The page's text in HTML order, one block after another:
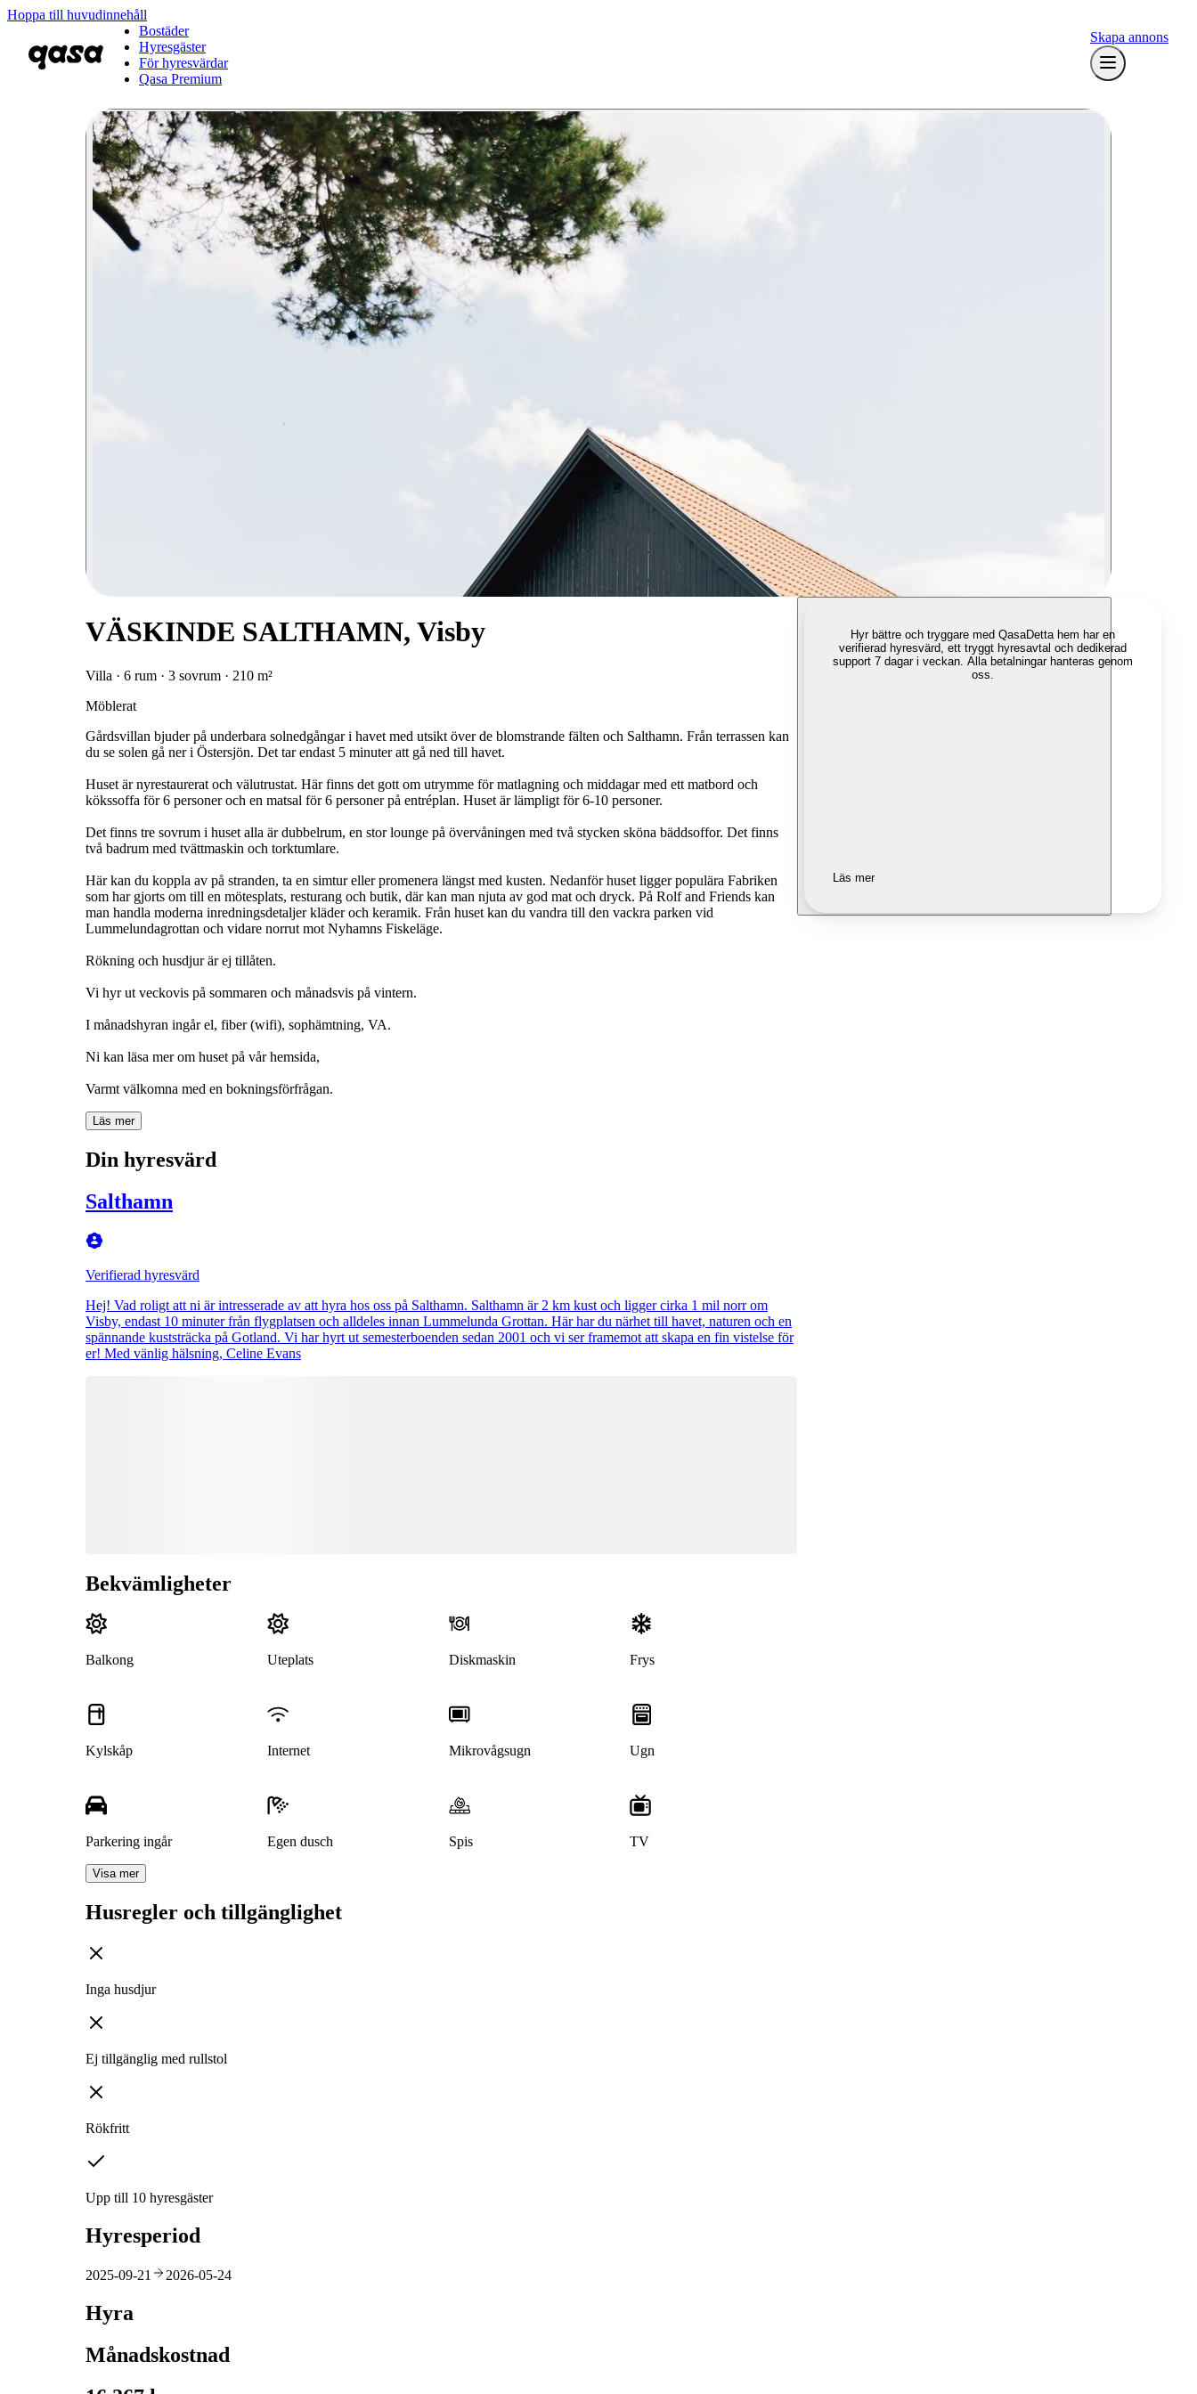
Hoppa till huvudinnehåll
Bostäder
Hyresgäster
För hyresvärdar
Qasa Premium
Skapa annons
VÄSKINDE SALTHAMN, Visby
Villa · 6 rum · 3 sovrum · 210 m²
Möblerat
Gårdsvillan bjuder på underbara solnedgångar i havet med utsikt över de blomstrande fälten och Salthamn. Från terrassen kan
du se solen gå ner i Östersjön. Det tar endast 5 minuter att gå ned till havet.
Huset är nyrestaurerat och välutrustat. Här finns det gott om utrymme för matlagning och middagar med ett matbord och
kökssoffa för 6 personer och en matsal för 6 personer på entréplan. Huset är lämpligt för 6-10 personer.
Det finns tre sovrum i huset alla är dubbelrum, en stor lounge på övervåningen med två stycken sköna bäddsoffor. Det finns
två badrum med tvättmaskin och torktumlare.
Här kan du koppla av på stranden, ta en simtur eller promenera längst med kusten. Nedanför huset ligger populära Fabriken
som har gjorts om till en mötesplats, resturang och butik, där kan man njuta av god mat och dryck. På Rolf and Friends kan
man handla moderna inredningsdetaljer kläder och keramik. Från huset kan du vandra till den vackra parken vid
Lummelundagrottan och vidare norrut mot Nyhamns Fiskeläge.
Rökning och husdjur är ej tillåten.
Vi hyr ut veckovis på sommaren och månadsvis på vintern.
I månadshyran ingår el, fiber (wifi), sophämtning, VA.
Ni kan läsa mer om huset på vår hemsida,
Varmt välkomna med en bokningsförfrågan.
Läs mer
Din hyresvärd
Salthamn
Verifierad hyresvärd
Hej! Vad roligt att ni är intresserade av att hyra hos oss på Salthamn. Salthamn är 2 km kust och ligger cirka 1 mil norr om
Visby, endast 10 minuter från flygplatsen och alldeles innan Lummelunda Grottan. Här har du närhet till havet, naturen och en
spännande kuststräcka på Gotland. Vi har hyrt ut semesterboenden sedan 2001 och vi ser framemot att skapa en fin vistelse för
er! Med vänlig hälsning, Celine Evans
Bekvämligheter
Balkong Uteplats Diskmaskin Frys
Kylskåp Internet Mikrovågsugn Ugn
Parkering ingår Egen dusch Spis TV
Visa mer
Husregler och tillgänglighet
Inga husdjur
Ej tillgänglig med rullstol
Rökfritt
Upp till 10 hyresgäster
Hyresperiod
2025-09-21 2026-05-24
Hyra
Månadskostnad
Hyr bättre och tryggare med QasaDetta hem har en
verifierad hyresvärd, ett tryggt hyresavtal och dedikerad
support 7 dagar i veckan. Alla betalningar hanteras genom
oss.
Läs mer